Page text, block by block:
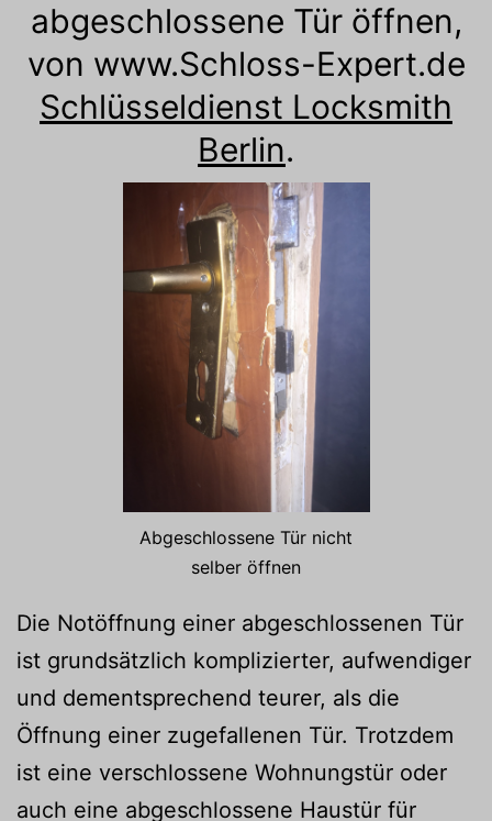
abgeschlossene Tür öffnen,
von www.Schloss-Expert.de
Schlüsseldienst Locksmith
Berlin.
Abgeschlossene Tür nicht
selber öffnen
Die Notöffnung einer abgeschlossenen Tür
ist grundsätzlich komplizierter, aufwendiger
und dementsprechend teurer, als die
Öffnung einer zugefallenen Tür. Trotzdem
ist eine verschlossene Wohnungstür oder
auch eine abgeschlossene Haustür für